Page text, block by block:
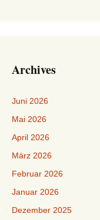
Archives
Juni 2026
Mai 2026
April 2026
März 2026
Februar 2026
Januar 2026
Dezember 2025